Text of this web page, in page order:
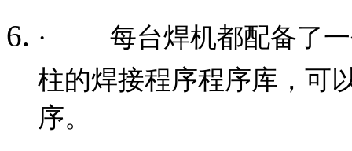
· 每台焊机都配备了
柱的焊接程序程序库，可
序。